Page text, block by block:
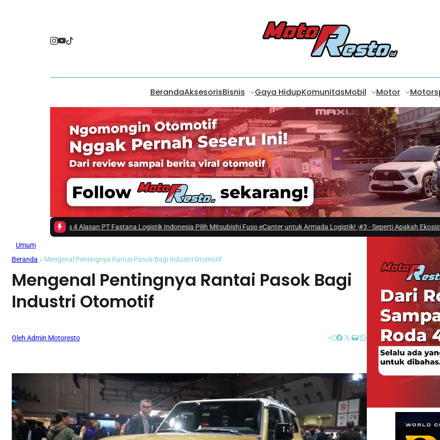
BerandaAksesorisBisnis Gaya HidupKomunitasMobil Motor
Ini Dia 4 Alasan PT Fastana Logistik Indonesia Pilih Mitsubishi Fuso eCanter untuk Armada Logistik!|#3 -Seperti Apakah Ekosistem Next
Umum
Beranda » Mengenal Pentingnya Rantai Pasok Bagi Industri Otomotif
Mengenal Pentingnya Rantai Pasok Bagi
Industri Otomotif
Oleh Admin Motoresto Facebook Twitter Mail WhatsApp